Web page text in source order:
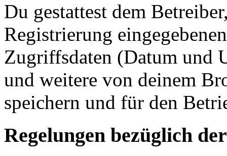
Du gestattest dem
Registrierung
Zugriffsdaten (Datum und
und weitere von deinem
speichern und für den
Regelungen bezüglich